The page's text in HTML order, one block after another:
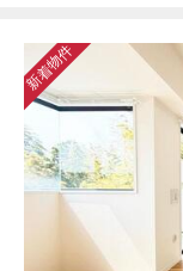
新着物件